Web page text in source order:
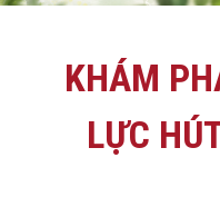
KHÁM
LỰC